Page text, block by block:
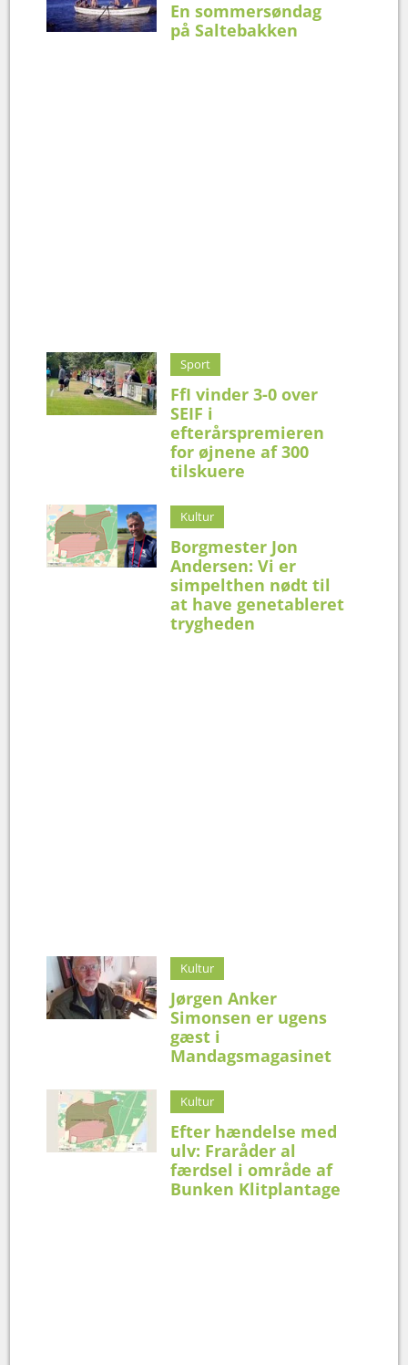
En sommersøndag
på Saltebakken
Sport
FfI vinder 3-0 over
SEIF i
efterårspremieren
for øjnene af 300
tilskuere
Kultur
Borgmester Jon
Andersen: Vi er
simpelthen nødt til
at have genetableret
trygheden
Kultur
Jørgen Anker
Simonsen er ugens
gæst i
Mandagsmagasinet
Kultur
Efter hændelse med
ulv: Fraråder al
færdsel i område af
Bunken Klitplantage